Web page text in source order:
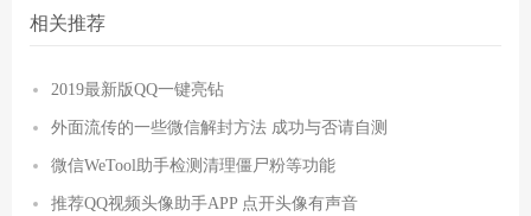
相关推荐
2019最新版QQ一键亮钻
外面流传的一些微信解封方法 成功与否请自测
微信WeTool助手检测清理僵尸粉等功能
推荐QQ视频头像助手APP 点开头像有声音